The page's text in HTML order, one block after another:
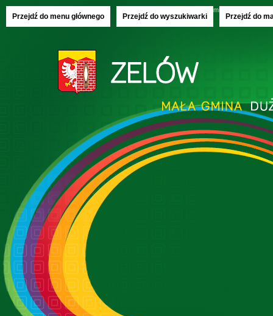
Przejdź do menu głównego Przejdź do wyszukiwarki Przejdź do
imieniny: